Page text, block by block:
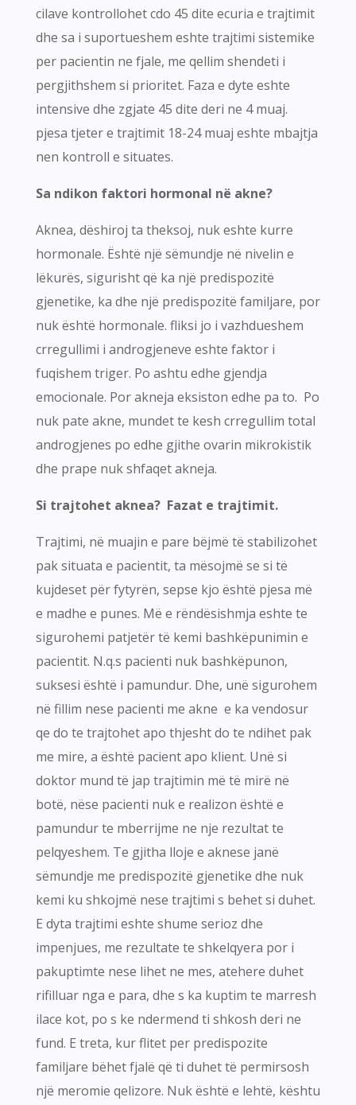
cilave kontrollohet cdo 45 dite ecuria e trajtimit
dhe sa i suportueshem eshte trajtimi sistemike
per pacientin ne fjale, me qellim shendeti i
pergjithshem si prioritet. Faza e dyte eshte
intensive dhe zgjate 45 dite deri ne 4 muaj.
pjesa tjeter e trajtimit 18-24 muaj eshte mbajtja
nen kontroll e situates.
Sa ndikon faktori hormonal në akne?
Aknea, dëshiroj ta theksoj, nuk eshte kurre
hormonale. Është një sëmundje në nivelin e
lëkurës, sigurisht që ka një predispozitë
gjenetike, ka dhe një predispozitë familjare, por
nuk është hormonale. fliksi jo i vazhdueshem
crregullimi i androgjeneve eshte faktor i
fuqishem triger. Po ashtu edhe gjendja
emocionale. Por akneja eksiston edhe pa to. Po
nuk pate akne, mundet te kesh crregullim total
androgjenes po edhe gjithe ovarin mikrokistik
dhe prape nuk shfaqet akneja.
Si trajtohet aknea? Fazat e trajtimit.
Trajtimi, në muajin e pare bëjmë të stabilizohet
pak situata e pacientit, ta mësojmë se si të
kujdeset për fytyrën, sepse kjo është pjesa më
e madhe e punes. Më e rëndësishmja eshte te
sigurohemi patjetër të kemi bashkëpunimin e
pacientit. N.q.s pacienti nuk bashkëpunon,
suksesi është i pamundur. Dhe, unë sigurohem
në fillim nese pacienti me akne e ka vendosur
qe do te trajtohet apo thjesht do te ndihet pak
me mire, a është pacient apo klient. Unë si
doktor mund të jap trajtimin më të mirë në
botë, nëse pacienti nuk e realizon është e
pamundur te mberrijme ne nje rezultat te
pelqyeshem. Te gjitha lloje e aknese janë
sëmundje me predispozitë gjenetike dhe nuk
kemi ku shkojmë nese trajtimi s behet si duhet.
E dyta trajtimi eshte shume serioz dhe
impenjues, me rezultate te shkelqyera por i
pakuptimte nese lihet ne mes, atehere duhet
rifilluar nga e para, dhe s ka kuptim te marresh
ilace kot, po s ke ndermend ti shkosh deri ne
fund. E treta, kur flitet per predispozite
familjare bëhet fjalë që ti duhet të permirsosh
një meromie qelizore. Nuk është e lehtë, kështu